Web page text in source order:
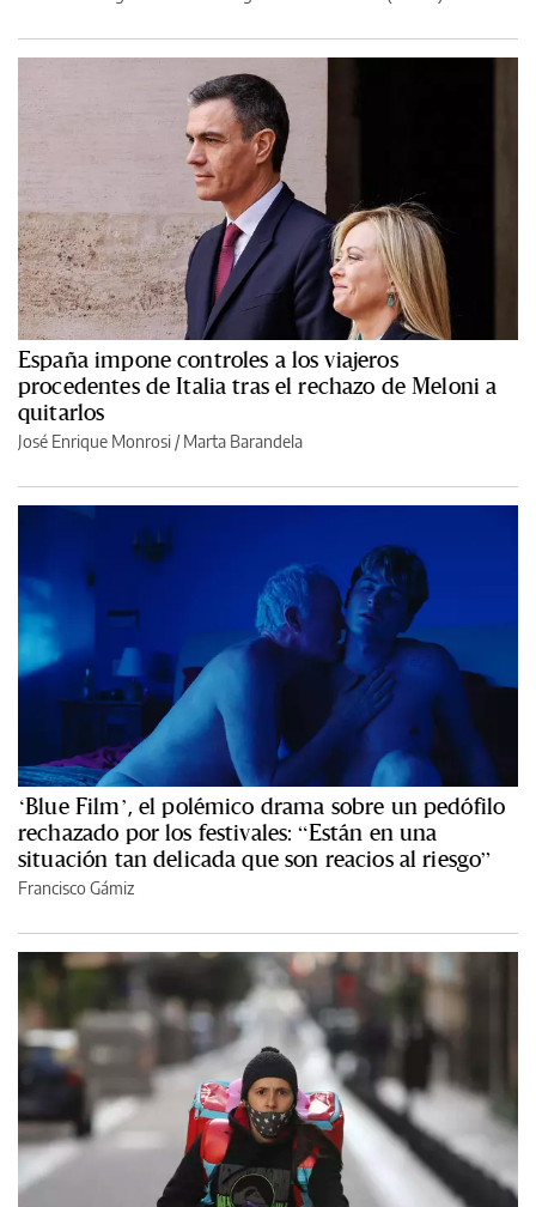
España impone controles a los viajeros
procedentes de Italia tras el rechazo de Meloni a
quitarlos
José Enrique Monrosi / Marta Barandela
‘Blue Film’, el polémico drama sobre un pedófilo
rechazado por los festivales: “Están en una
situación tan delicada que son reacios al riesgo”
Francisco Gámiz